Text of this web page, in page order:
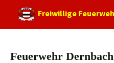
Freiwillige
Feuerwehr